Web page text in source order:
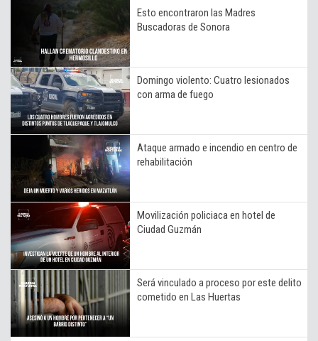
Esto encontraron las Madres
Buscadoras de Sonora
Domingo violento: Cuatro lesionados
con arma de fuego
Ataque armado e incendio en centro de
rehabilitación
Movilización policiaca en hotel de
Ciudad Guzmán
Será vinculado a proceso por este delito
cometido en Las Huertas